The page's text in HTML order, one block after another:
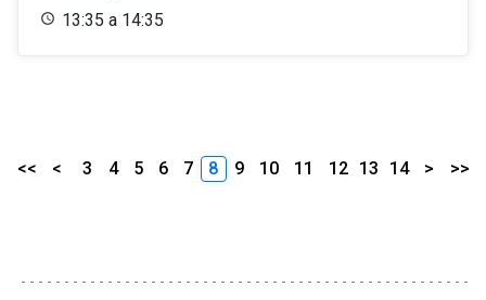
13:35 a 14:35
<< < 3 4 5 6 7 8 9 10 11 12 13 14 > >>